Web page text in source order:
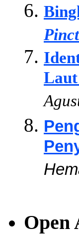
Open